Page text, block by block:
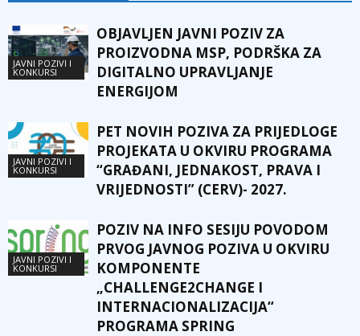
JAVNI POZIVI I
KONKURSI
OBJAVLJEN JAVNI POZIV ZA
PROIZVODNA MSP, PODRŠKA ZA
DIGITALNO UPRAVLJANJE
ENERGIJOM
JAVNI POZIVI I
KONKURSI
PET NOVIH POZIVA ZA PRIJEDLOGE
PROJEKATA U OKVIRU PROGRAMA
“GRAĐANI, JEDNAKOST, PRAVA I
VRIJEDNOSTI” (CERV)- 2027.
JAVNI POZIVI I
KONKURSI
POZIV NA INFO SESIJU POVODOM
PRVOG JAVNOG POZIVA U OKVIRU
KOMPONENTE
„CHALLENGE2CHANGE I
INTERNACIONALIZACIJA“
PROGRAMA SPRING